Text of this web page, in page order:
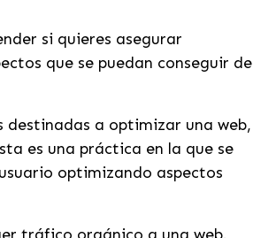
si quieres asegurar
que se puedan conseguir de
destinadas a optimizar una web,
es una práctica en la que se
optimizando aspectos